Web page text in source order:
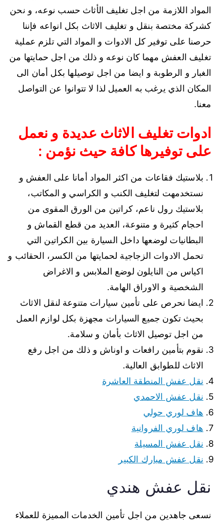
المواد اللازمة من اجل تغليف الأثاث حسب نوعه، و نحن
كشركة مختصة بنقل و تغليف الاثاث بكل انواعه فإننا
حرصنا على توفير كل الادوات و المواد التي تلزم عملية
تغليف العفش مهما كان نوعه و ذلك من اجل حمايتها من
الغبار و الرطوبة و ايضا من اجل توصيلها بكل أمان الى
المكان الذي يرغب به العميل لذا لا تتوانوا عن التواصل
معنا.
ادوات تغليف الاثاث عديدة و نعمل
على توفيرها كافة حيث نؤمن :
بلاستيك فقاعات من اكثر المواد أمانا على العفش و
نستخدمهت لتغليف الكنب و الكراسي و المكاتب،
بلاستيك رول ناعم، كراتين من الورق المقوى من
احجام كثيرة و متنوعة، العديد من قطع القماش و
البطانيات لوضعها داخل السيارة بين الكراتين التي
تحمل الادوات الزجاجية لحمايتها من الكسر، الحقائب و
اكياس من النايلون لوضع الملابس و الاغراض
الشخصية و الاوراق الهامة.
ايضا نحرص على تأمين سيارات متنوعة لنقل الاثاث
بحيث تكون جميع السيارات مجهزة بكل لوازم العمل
من اجل توصيل الاثاث بأمان و سلامة.
نقوم بتأمين رافعات و اوناش و ذلك من اجل رفع
الاثاث للطوابق العالية.
نقل عفش المنطقة العاشرة
نقل عفش الاحمدي
هاف لوري حولي
هاف لوري الفروانية
نقل عفش المسيلة
نقل عفش مبارك الكبير
نقل عفش هندي
نسعى جاهدين من اجل تأمين الخدمات المميزة للعملاء